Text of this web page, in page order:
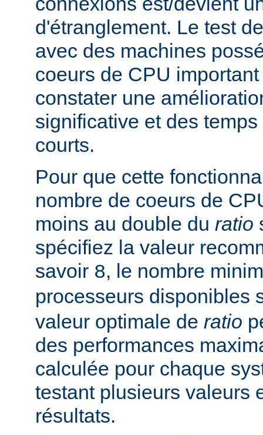
d'étranglement. Le test
avec des machines
coeurs de CPU
constater une
significative et des
courts.
Pour que cette
nombre de coeurs de
moins au double du ratio
spécifiez la valeur
savoir 8, le nombre
processeurs disponibles
valeur optimale de ratio
des performances
calculée pour chaque
testant plusieurs valeurs
résultats.